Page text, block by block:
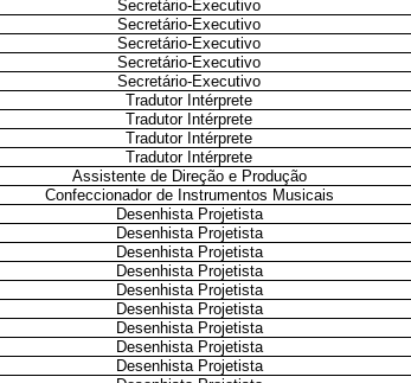
Secretário-Executivo
Secretário-Executivo
Secretário-Executivo
Secretário-Executivo
Secretário-Executivo
Tradutor Intérprete
Tradutor Intérprete
Tradutor Intérprete
Tradutor Intérprete
Assistente de Direção e Produção
Confeccionador de Instrumentos Musicais
Desenhista Projetista
Desenhista Projetista
Desenhista Projetista
Desenhista Projetista
Desenhista Projetista
Desenhista Projetista
Desenhista Projetista
Desenhista Projetista
Desenhista Projetista